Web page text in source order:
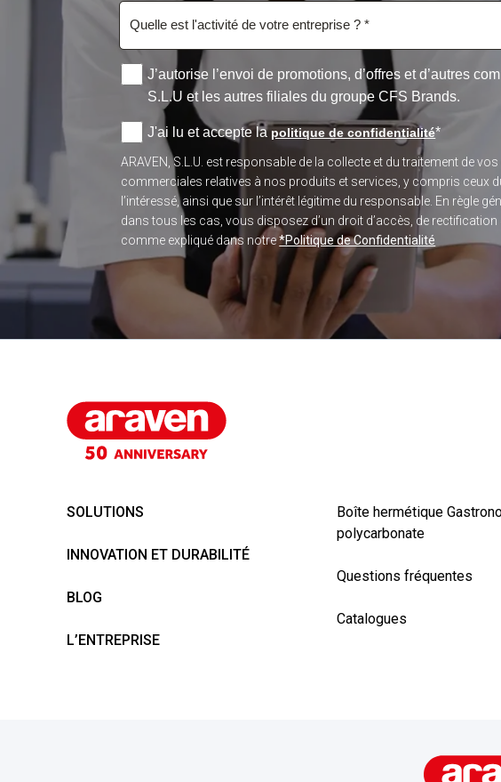
J’autorise l’envoi de promotions, d’offres et d’autres
S.L.U et les autres filiales du groupe CFS Brands.
J'ai lu et accepte la politique de confidentialité*
ARAVEN, S.L.U. est responsable de la collecte et du traitement de
commerciales relatives à nos produits et services, y compris ceux
l’intéressé, ainsi que sur l’intérêt légitime du responsable. En règle
dans tous les cas, vous disposez d’un droit d’accès, de
comme expliqué dans notre*Politique de Confidentialité
SOLUTIONS
INNOVATION ET DURABILITÉ
BLOG
L’ENTREPRISE
Boîte hermétique
polycarbonate
Questions fréquentes
Catalogues